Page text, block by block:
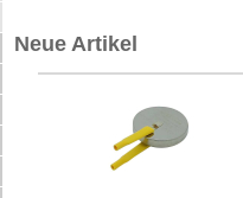
Neue Artikel